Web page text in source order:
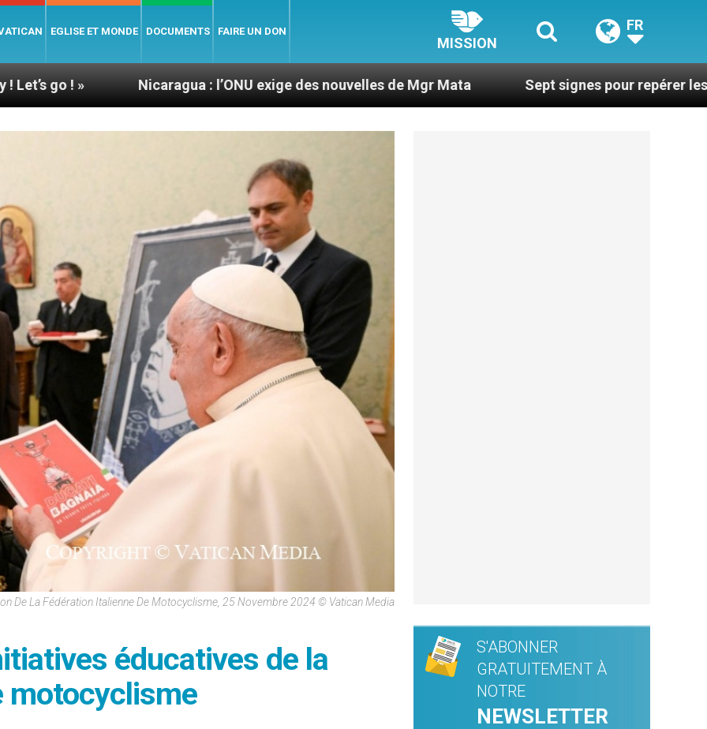
EGLISE ET MONDE DOCUMENTS FAIRE UN DON
MISSION
FR
Nicaragua : l’ONU exige des nouvelles de Mgr Mata Sept signes pour repérer les dérives
De La Fédération Italienne De Motocyclisme, 25 Novembre 2024 © Vatican Media
éducatives de la
motocyclisme
S'ABONNER
GRATUITEMENT À
NOTRE
NEWSLETTER